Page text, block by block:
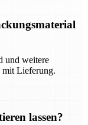
und weitere
mit Lieferung.
lassen?